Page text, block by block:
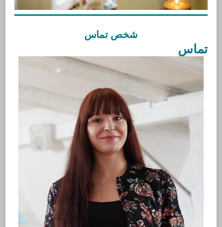
شخص تماس
تماس